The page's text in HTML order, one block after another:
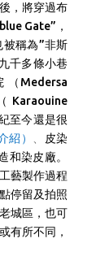
，將穿過布
Gate”，
稱為”非斯
千多條小巷
（Medersa
至今還是很
紹）
皮染
和染皮廠。
藝製作過程
停留及拍照
城區，也可
有所不同，